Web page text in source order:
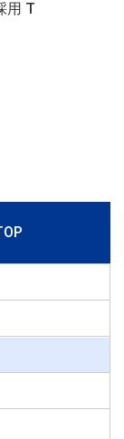
用 T